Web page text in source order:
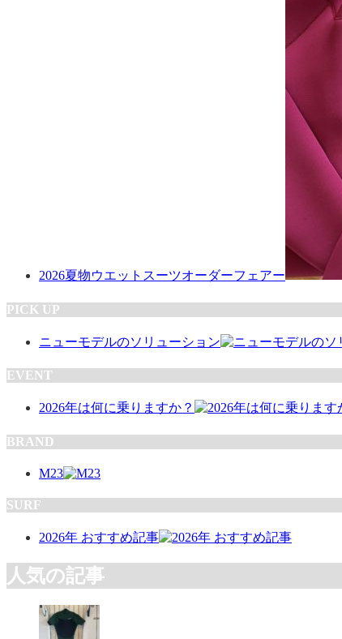
2026夏物ウエットスーツオーダーフェアー
PICK UP
ニューモデルのソリューション
EVENT
2026年は何に乗りますか？
BRAND
M23
SURF
2026年 おすすめ記事
人気の記事